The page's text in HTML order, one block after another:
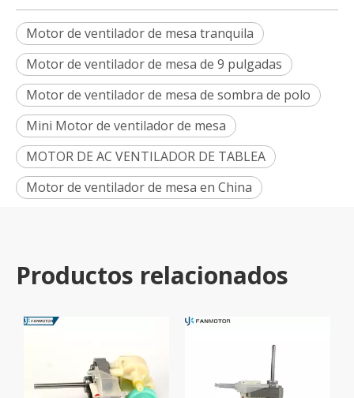
Motor de ventilador de mesa tranquila
Motor de ventilador de mesa de 9 pulgadas
Motor de ventilador de mesa de sombra de polo
Mini Motor de ventilador de mesa
MOTOR DE AC VENTILADOR DE TABLEA
Motor de ventilador de mesa en China
Productos relacionados